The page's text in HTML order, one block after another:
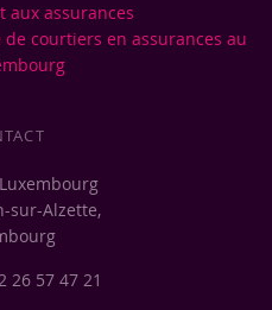
aux assurances
courtiers en assurances au
sur-Alzette,
26 57 47 21